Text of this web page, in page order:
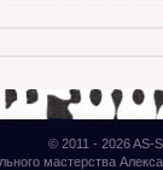
© 2011 - 2026AS-
мастерства